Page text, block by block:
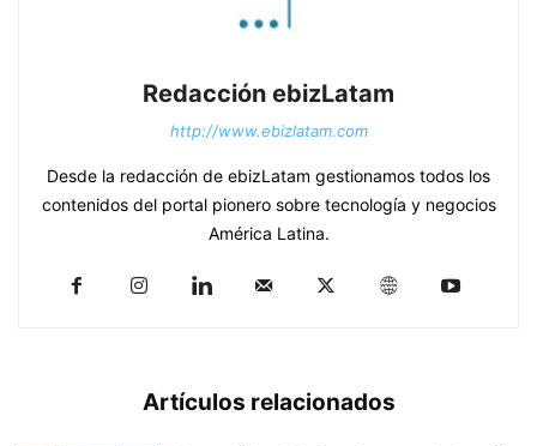
Redacción ebizLatam
http://www.ebizlatam.com
Desde la redacción de ebizLatam gestionamos todos los
contenidos del portal pionero sobre tecnología y negocios
América Latina.
Artículos relacionados